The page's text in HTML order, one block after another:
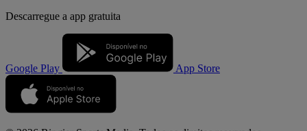
Descarregue a app gratuita
Google Play App Store